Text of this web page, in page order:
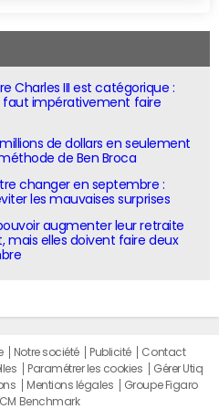
Charles III est catégorique :
faut impérativement faire
de dollars en seulement
de Ben Broca
changer en septembre :
les mauvaises surprises
augmenter leur retraite
mais elles doivent faire deux
Notre société Publicité
Contact
Paramétrer les cookies
Gérer Utiq
Mentions légales
Groupe Figaro
Benchmark